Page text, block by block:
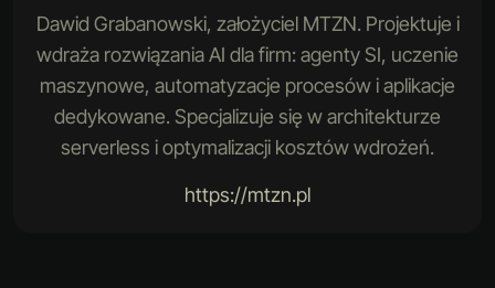
Dawid Grabanowski, założyciel MTZN. Projektuje i
wdraża rozwiązania AI dla firm: agenty SI, uczenie
maszynowe, automatyzacje procesów i aplikacje
dedykowane. Specjalizuje się w architekturze
serverless i optymalizacji kosztów wdrożeń.
https://mtzn.pl